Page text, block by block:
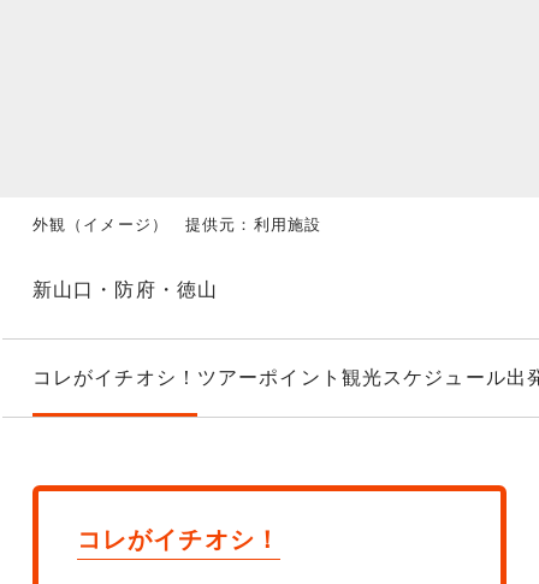
外観（イメージ） 提供元：利用施設
新山口・防府・徳山
コレがイチオシ！ ツアーポイント 観光スケジュール出
コレがイチオシ！